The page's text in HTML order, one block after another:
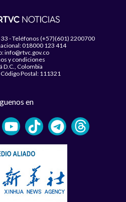
33 - Teléfonos (+57)(601) 2200700
018000 123 414
info@rtvc.gov.co
y condiciones
D.C., Colombia
Postal: 111321
en